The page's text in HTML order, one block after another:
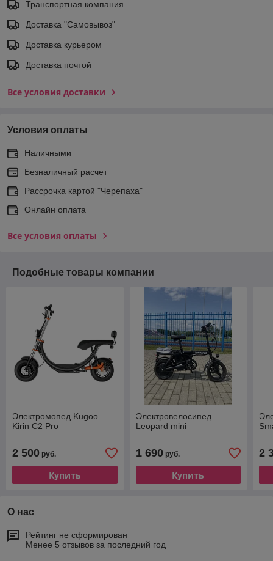
Транспортная компания
Доставка "Самовывоз"
Доставка курьером
Доставка почтой
Все условия доставки
Условия оплаты
Наличными
Безналичный расчет
Рассрочка картой "Черепаха"
Онлайн оплата
Все условия оплаты
Подобные товары компании
Электромопед Kugoo
Kirin C2 Pro
2 500 руб.
Купить
Электровелосипед
Leopard mini
1 690руб.
Купить
2
О нас
Рейтинг не сформирован
Менее 5 отзывов за последний год